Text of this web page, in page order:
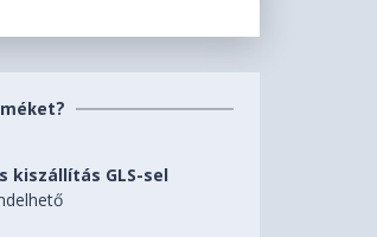
kiszállítás GLS-sel